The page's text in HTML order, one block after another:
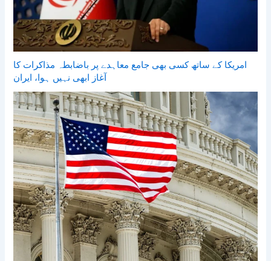
امریکا کے ساتھ کسی بھی جامع معاہدے پر باضابطہ مذاکرات کا
آغاز ابھی نہیں ہوا، ایران